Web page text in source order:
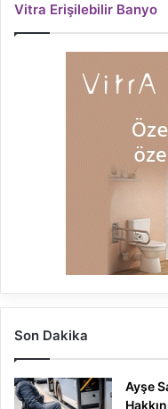
Vitra Erişilebilir Banyo
Son Dakika
Ayşe